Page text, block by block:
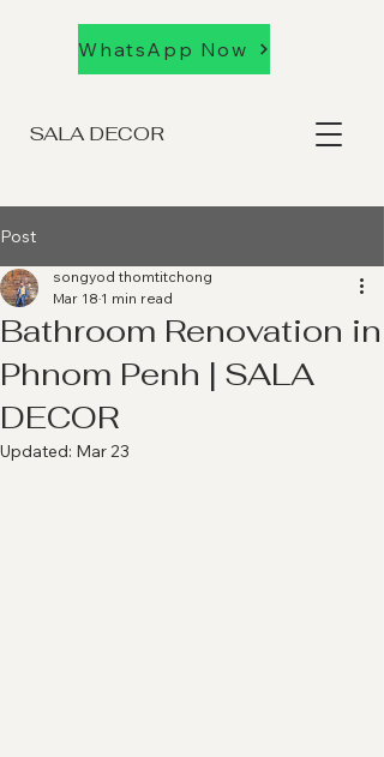
SALA DECOR
WhatsApp Now
Post
Bathroom Renovation in
Phnom Penh | SALA
DECOR
songyod thomtitchong
Mar 18 1 min read
Updated: Mar 23